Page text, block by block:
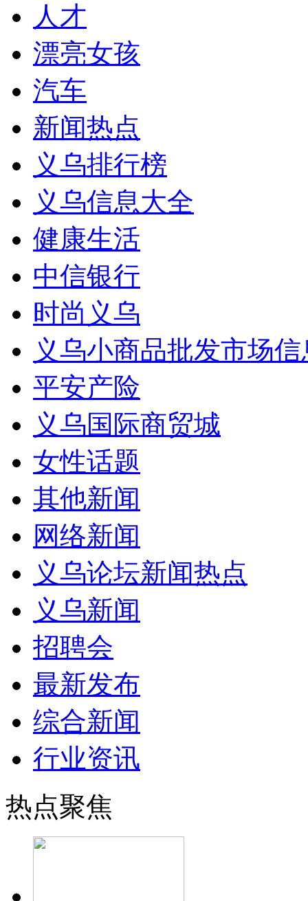
人才
漂亮女孩
汽车
新闻热点
义乌排行榜
义乌信息大全
健康生活
中信银行
时尚义乌
义乌小商品批发市场
平安产险
义乌国际商贸城
女性话题
其他新闻
网络新闻
义乌论坛新闻热点
义乌新闻
招聘会
最新发布
综合新闻
行业资讯
热点聚焦